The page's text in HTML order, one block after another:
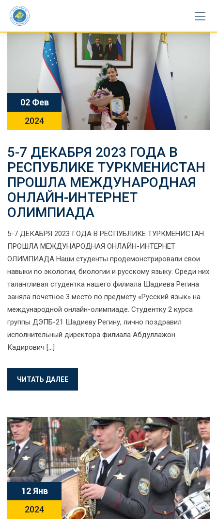
Skip
content
02 Фев
2024
5-7 ДЕКАБРЯ 2023 ГОДА В
РЕСПУБЛИКЕ ТУРКМЕНИСТАН
ПРОШЛА МЕЖДУНАРОДНАЯ
ОНЛАЙН-ИНТЕРНЕТ
ОЛИМПИАДА
5-7 ДЕКАБРЯ 2023 ГОДА В РЕСПУБЛИКЕ ТУРКМЕНИСТАН
ПРОШЛА МЕЖДУНАРОДНАЯ ОНЛАЙН-ИНТЕРНЕТ
ОЛИМПИАДА Наши студенты продемонстрировали свои
навыки по экологии, биологии и русскому языку. Среди них
талантливая студентка нашего филиала Шадиева Регина
заняла почетное 3 место по предмету «Русский язык» на
международной онлайн-олимпиаде. Студентку 2 курса
группы ДЭПБ-21 Шадиеву Регину, лично поздравил
исполнительный директора филиала Абдуллажон
Кадирович […]
ЧИТАТЬ ДАЛЕЕ
12 Янв
2024